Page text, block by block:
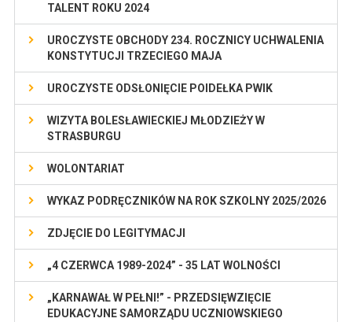
TALENT ROKU 2024
UROCZYSTE OBCHODY 234. ROCZNICY UCHWALENIA
KONSTYTUCJI TRZECIEGO MAJA
UROCZYSTE ODSŁONIĘCIE POIDEŁKA PWIK
WIZYTA BOLESŁAWIECKIEJ MŁODZIEŻY W
STRASBURGU
WOLONTARIAT
WYKAZ PODRĘCZNIKÓW NA ROK SZKOLNY 2025/2026
ZDJĘCIE DO LEGITYMACJI
„4 CZERWCA 1989-2024” - 35 LAT WOLNOŚCI
„KARNAWAŁ W PEŁNI!” - PRZEDSIĘWZIĘCIE
EDUKACYJNE SAMORZĄDU UCZNIOWSKIEGO